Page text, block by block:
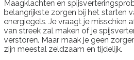
Maagklachten en
belangrijkste zorgen bij het starten
energiegels. Je vraagt je misschien
van streek zal maken of je
verstoren. Maar maak je geen
zijn meestal zeldzaam en tijdelijk.